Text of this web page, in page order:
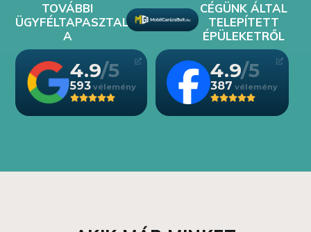
TOVÁBBI
ÜGYFÉLTAPASZTALATOK
A
CÉGÜNK ÁLTAL
TELEPÍTETT
ÉPÜLEKETRŐL
4.9
593
4.9
387